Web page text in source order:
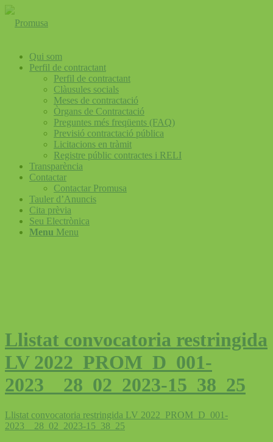
Qui som
Perfil de contractant
Perfil de contractant
Clàusules socials
Meses de contractació
Òrgans de Contractació
Preguntes més freqüents (FAQ)
Previsió contractació pública
Licitacions en tràmit
Registre públic contractes i RELI
Transparència
Contactar
Contactar Promusa
Tauler d’Anuncis
Cita prèvia
Seu Electrònica
Menu Menu
Llistat convocatoria restringida
LV 2022_PROM_D_001-
2023__28_02_2023-15_38_25
Llistat convocatoria restringida LV 2022_PROM_D_001-
2023__28_02_2023-15_38_25